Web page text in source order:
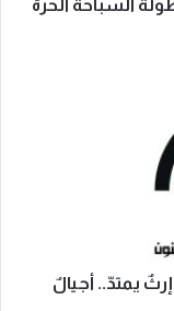
السباحة الحرة
يمتدّ.. أجيالٌ